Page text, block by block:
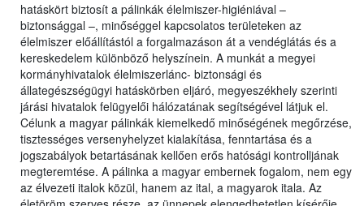
hatáskört biztosít a pálinkák élelmiszer-higiéniával –
biztonsággal –, minőséggel kapcsolatos területeken az
élelmiszer előállítástól a forgalmazáson át a vendéglátás és a
kereskedelem különböző helyszínein. A munkát a megyei
kormányhivatalok élelmiszerlánc- biztonsági és
állategészségügyi hatáskörben eljáró, megyeszékhely szerinti
járási hivatalok felügyelői hálózatának segítségével látjuk el.
Célunk a magyar pálinkák kiemelkedő minőségének megőrzése,
tisztességes versenyhelyzet kialakítása, fenntartása és a
jogszabályok betartásának kellően erős hatósági kontrolljának
megteremtése. A pálinka a magyar embernek fogalom, nem egy
az élvezeti italok közül, hanem az ital, a magyarok itala. Az